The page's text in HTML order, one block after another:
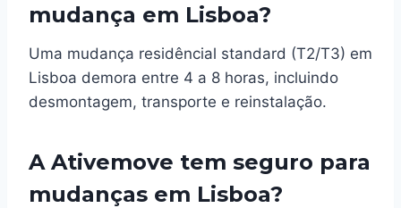
mudança em Lisboa?
Uma mudança residêncial standard (T2/T3) em
Lisboa demora entre 4 a 8 horas, incluindo
desmontagem, transporte e reinstalação.
A Ativemove tem seguro para
mudanças em Lisboa?